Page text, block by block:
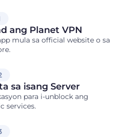
ang Planet VPN
mula sa official website o sa
sa isang Server
para i-unblock ang
services.